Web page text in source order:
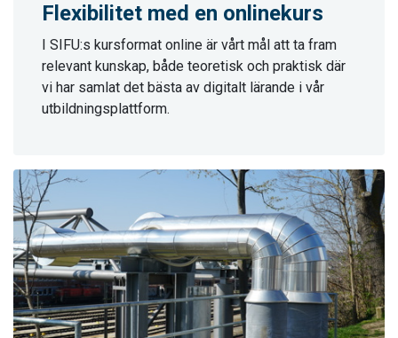
Flexibilitet med en onlinekurs
I SIFU:s kursformat online är vårt mål att ta fram
relevant kunskap, både teoretisk och praktisk där
vi har samlat det bästa av digitalt lärande i vår
utbildningsplattform.